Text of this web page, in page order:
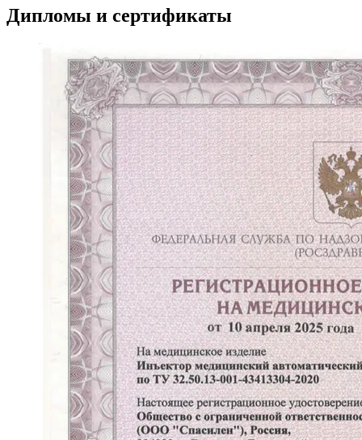
Дипломы и сертификаты